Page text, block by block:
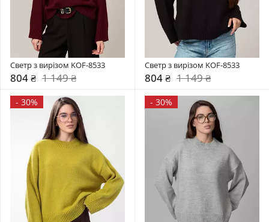
Светр з вирізом KOF-8533
804 ₴ 1 149 ₴
Светр з вирізом KOF-8533
804 ₴ 1 149 ₴
- 30% - 30%